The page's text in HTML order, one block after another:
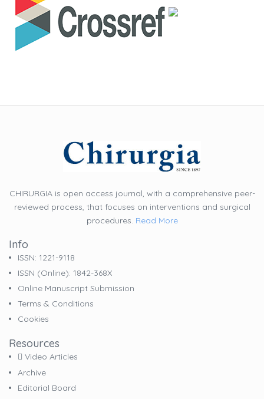
CHIRURGIA is open access journal, with a comprehensive peer-
reviewed process, that focuses on interventions and surgical
procedures. Read More
Info
ISSN: 1221-9118
ISSN (online): 1842-368X
Online Manuscript Submission
Terms & Conditions
Cookies
Resources
Video Articles
Archive
Editorial Board